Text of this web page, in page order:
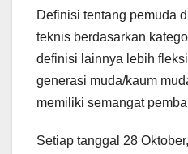
Definisi tentang pemuda
teknis berdasarkan
definisi lainnya lebih
generasi muda/kaum
memiliki semangat
Setiap tanggal 28